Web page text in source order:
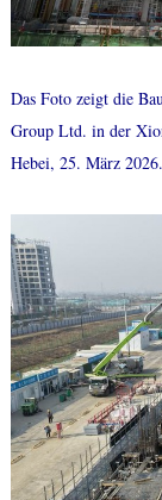
Das Foto zeigt die
Group Ltd. in der
Hebei, 25. März